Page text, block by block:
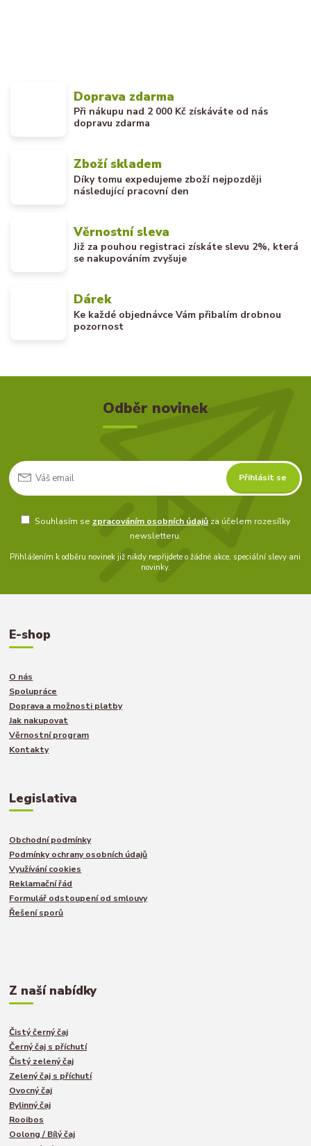
Doprava zdarma
Při nákupu nad 2 000 Kč získáváte od nás
dopravu zdarma
Zboží skladem
Díky tomu expedujeme zboží nejpozději
následující pracovní den
Věrnostní sleva
Již za pouhou registraci získáte slevu 2%, která
se nakupováním zvyšuje
Dárek
Ke každé objednávce Vám přibalím drobnou
pozornost
Odběr novinek
Přihlásit se
Souhlasím se zpracováním osobních údajůza účelem rozesílky
newsletteru.
Přihlášením k odběru novinek již nikdy nepřijdete o žádné akce, speciální slevy ani
novinky.
E-shop
O nás
Spolupráce
Doprava a možnosti platby
Jak nakupovat
Věrnostní program
Kontakty
Legislativa
Obchodní podmínky
Podmínky ochrany osobních údajů
Využívání cookies
Reklamační řád
Formulář odstoupení od smlouvy
Řešení sporů
Z naší nabídky
Čistý černý čaj
Černý čaj s příchutí
Čistý zelený čaj
Zelený čaj s příchutí
Ovocný čaj
Bylinný čaj
Rooibos
Oolong / Bílý čaj